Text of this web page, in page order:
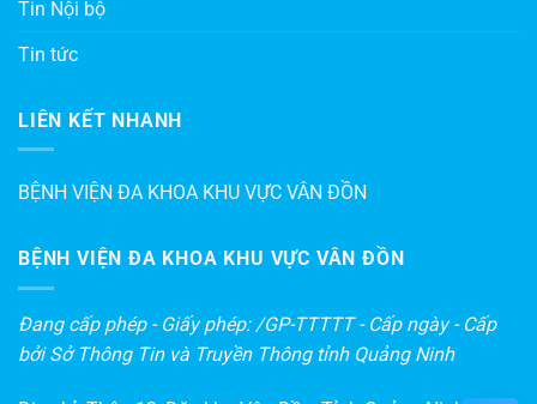
Tin Nội bộ
Tin tức
LIÊN KẾT NHANH
BỆNH VIỆN ĐA KHOA KHU VỰC VÂN ĐỒN
BỆNH VIỆN ĐA KHOA KHU VỰC VÂN ĐỒN
Đang cấp phép - Giấy phép: /GP-TTTTT - Cấp ngày - Cấp
bởi Sở Thông Tin và Truyền Thông tỉnh Quảng Ninh